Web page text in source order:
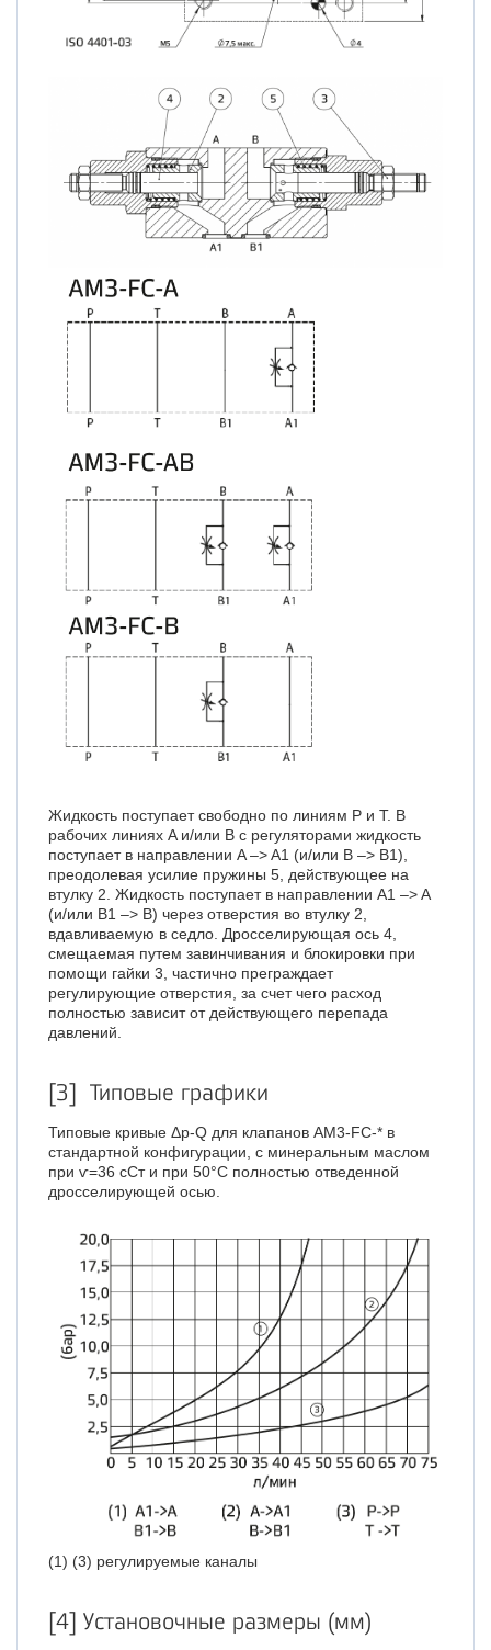
Жидкость поступает свободно по линиям P и T. В
рабочих линиях A и/или B с регуляторами жидкость
поступает в направлении A –> A1 (и/или B –> B1),
преодолевая усилие пружины 5, действующее на
втулку 2. Жидкость поступает в направлении A1 –> A
(и/или B1 –> B) через отверстия во втулку 2,
вдавливаемую в седло. Дросселирующая ось 4,
смещаемая путем завинчивания и блокировки при
помощи гайки 3, частично преграждает
регулирующие отверстия, за счет чего расход
полностью зависит от действующего перепада
давлений.
[3] Типовые графики
Типовые кривые Δp-Q для клапанов AM3-FC-* в
стандартной конфигурации, с минеральным маслом
при ѵ=36 сСт и при 50°C полностью отведенной
дросселирующей осью.
(1) (3) регулируемые каналы
[4] Установочные размеры (мм)